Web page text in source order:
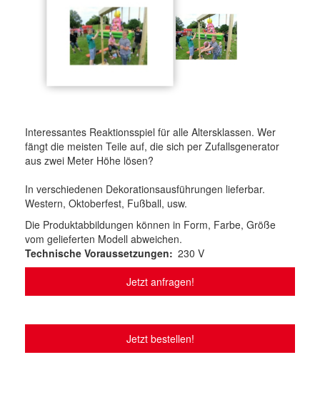
Interessantes Reaktionsspiel für alle Altersklassen. Wer
fängt die meisten Teile auf, die sich per Zufallsgenerator
aus zwei Meter Höhe lösen?
In verschiedenen Dekorationsausführungen lieferbar.
Western, Oktoberfest, Fußball, usw.
Die Produktabbildungen können in Form, Farbe, Größe
vom gelieferten Modell abweichen.
Technische Voraussetzungen
230 V
Jetzt anfragen!
Jetzt bestellen!